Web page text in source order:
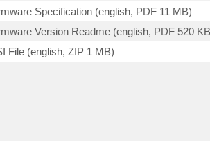
Specification (english, PDF 11 MB)
Version Readme (english, PDF 520
File (english, ZIP 1 MB)